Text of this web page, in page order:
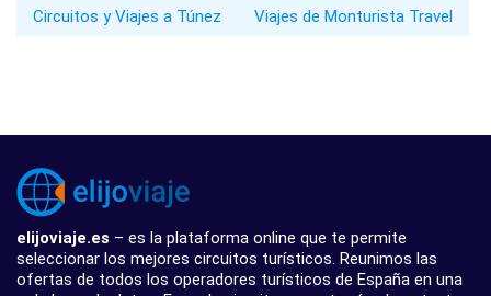
Circuitos y Viajes a Túnez
Viajes de Monturista Travel
elijoviaje.es – es la plataforma online que te permite
seleccionar los mejores circuitos turísticos. Reunimos las
ofertas de todos los operadores turísticos de España en una